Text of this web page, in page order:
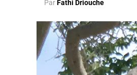
ParFathi Driouche